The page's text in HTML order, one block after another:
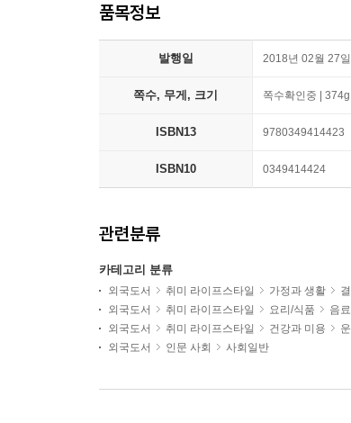
품목정보
발행일 2018년 02월 27일
쪽수, 무게, 크기 쪽수확인중 |
ISBN13 9780349414423
ISBN10 0349414424
관련분류
카테고리 분류
외국도서 취미 라이프스타일 가정과 생활
외국도서
취미 라이프스타일 요리/식품
음
외국도서
취미 라이프스타일 건강과 미용
외국도서
인문 사회 사회일반